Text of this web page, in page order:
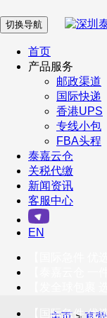
在 线 客 服
企业微信
订阅号
客户服务热线
400-098-5699
联系我们
切换导航
首页
产品服务
邮政渠道
国际快递
香港UPS
专线小包
FBA头程
泰嘉云仓
关税代缴
新闻资讯
客服中心
EN
【国际急件